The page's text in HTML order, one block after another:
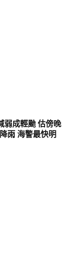
弱成輕颱 估傍晚
雨 海警最快明